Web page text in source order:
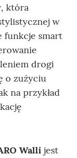
, która
w
funkcje smart
drogi
o zużyciu
na przykład
Walli jest